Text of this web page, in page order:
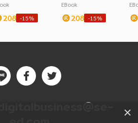
208 -15%
EBook
208 -15%
digitalbusiness@se- ×